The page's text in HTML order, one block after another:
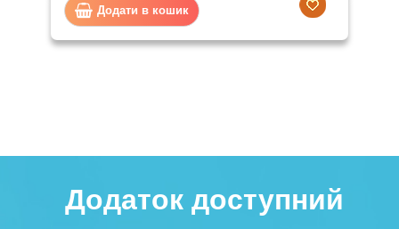
Додати в кошик
Додаток доступний